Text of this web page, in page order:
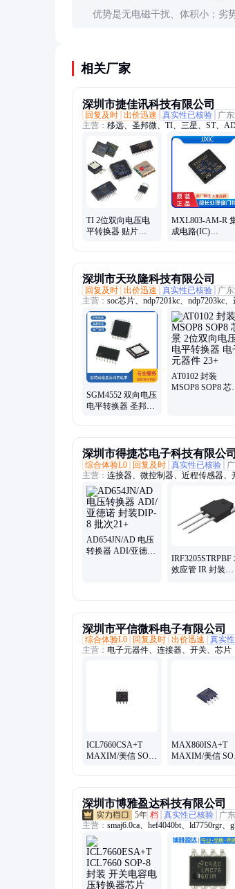
优势是无电磁干扰、体积小；劣
相关厂家
深圳市捷佳讯科技有限公司
回复及时 出价迅速 真实性已核验
广东
主营： 移远、圣邦微、TI、三星、ST、
MuRATA、MB85RS64TP、lc86licek、发
TI 2位双向电压电
平转换器 贴片
MXL803-AM-R
成电路(IC)
深圳市天玖隆科技有限公司
回复及时 出价迅速 真实性已核验
广
主营： soc芯片、ndp7201kc、ndp7203kc
比较器、触发器、闪光灯、ndp7935kc、
ndp3110kc、sgm8417-2、sgm8250-2、
ndp2435kc、tmi6263ah、pwm控制、
tmi3113h1、sgm4157yc、sti3508ca
SGM4552 双向电压
电平转换器 圣邦微
AT0102 封装
MSOP8 SOP8 芯景
深圳市得捷芯电子科技有限公司
综合体验L0
回复及时 真实性已核验
主营： 连接器、微控制器、近程传感器、
管
AD654JN/AD 电压
转换器 ADI/亚德诺
IRF3205STRPBF
效应管 IR 封装
深圳市平信微科电子有限公司
综合体验L0
回复及时 出价迅速 真实
主营： 电子元器件、连接器、开关、芯片
ICL7660CSA+T
MAXIM/美信 SOP-
MAX860ISA+T
MAXIM/美信 SOP
深圳市博雅盈达科技有限公司
5年 档 真实性已核验
广
主营： smaj6.0ca、hef4040bt、ld7750rgr、
stn1hnk60、hef4046bt、sy7201abc、
aw8145csr、ika15n60t、iso7721dr、
hef4081bt、lm3150mhx、sy7203dbc、
fdms6681z、1318183-1、max660esa、